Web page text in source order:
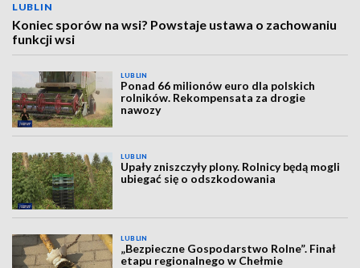
LUBLIN
Koniec sporów na wsi? Powstaje ustawa o zachowaniu
funkcji wsi
LUBLIN
Ponad 66 milionów euro dla polskich
rolników. Rekompensata za drogie
nawozy
LUBLIN
Upały zniszczyły plony. Rolnicy będą mogli
ubiegać się o odszkodowania
LUBLIN
„Bezpieczne Gospodarstwo Rolne”. Finał
etapu regionalnego w Chełmie